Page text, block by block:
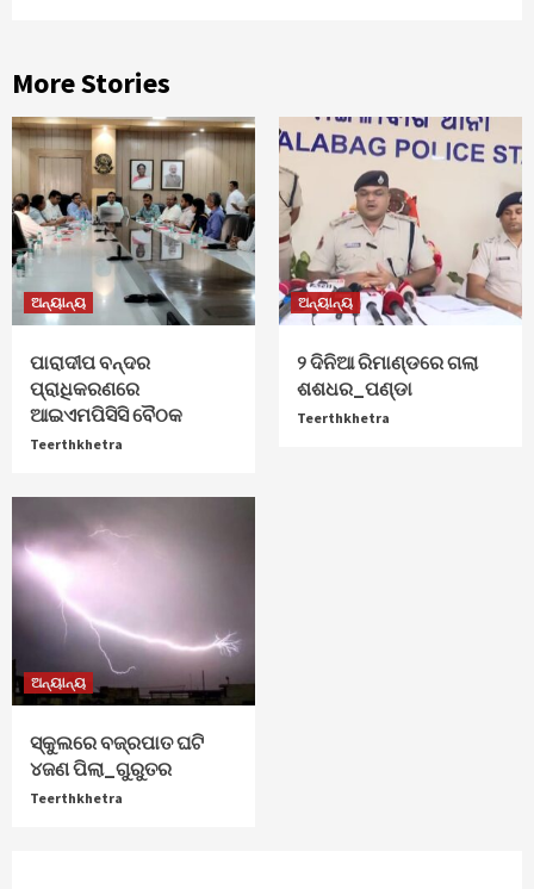
More Stories
ଅନ୍ୟାନ୍ୟ
ପାରାଦୀପ ବନ୍ଦର
ପ୍ରାଧିକରଣରେ
ଆଇଏମପିସିସି ବୈଠକ
Teerthkhetra
ଅନ୍ୟାନ୍ୟ
୨ ଦିନିଆ ରିମାଣ୍ଡରେ ଗଲା
ଶଶଧର_ପଣ୍ଡା
Teerthkhetra
ଅନ୍ୟାନ୍ୟ
ସ୍କୁଲରେ ବଜ୍ରପାତ ଘଟି
୪ଜଣ ପିଲା_ଗୁରୁତର
Teerthkhetra